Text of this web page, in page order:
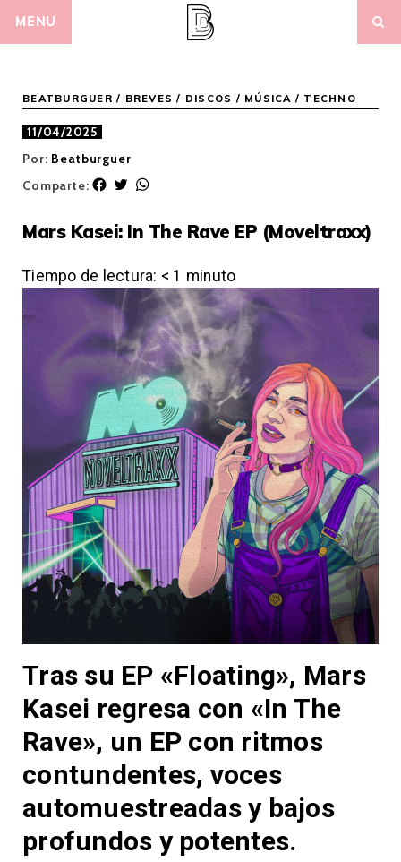
MENU
BEATBURGUER / BREVES / DISCOS / MÚSICA / TECHNO
11/04/2025
Por: Beatburguer
Comparte:
F
e
o
o
k
T
t
e
r
t
A
p
p
Mars Kasei: In The Rave EP (Moveltraxx)
Tiempo de lectura: < 1 minuto
Tras su EP «Floating», Mars
Kasei regresa con «In The
Rave», un EP con ritmos
contundentes, voces
automuestreadas y bajos
profundos y potentes.